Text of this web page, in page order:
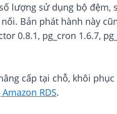
lượng sử dụng bộ đệm,
Bản phát hành này
0.8.1, pg_cron 1.6.7,
cấp tại chỗ, khôi
RDS.